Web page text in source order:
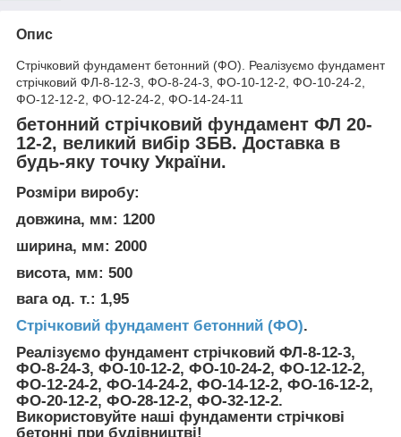
Опис
Стрічковий фундамент бетонний (ФО). Реалізуємо фундамент
стрічковий ФЛ-8-12-3, ФО-8-24-3, ФО-10-12-2, ФО-10-24-2,
ФО-12-12-2, ФО-12-24-2, ФО-14-24-11
бетонний стрічковий фундамент ФЛ 20-
12-2, великий вибір ЗБВ. Доставка в
будь-яку точку України.
Розміри виробу:
довжина, мм: 1200
ширина, мм: 2000
висота, мм: 500
вага од. т.: 1,95
Стрічковий фундамент бетонний (ФО).
Реалізуємо фундамент стрічковий ФЛ-8-12-3,
ФО-8-24-3, ФО-10-12-2, ФО-10-24-2, ФО-12-12-2,
ФО-12-24-2, ФО-14-24-2, ФО-14-12-2, ФО-16-12-2,
ФО-20-12-2, ФО-28-12-2, ФО-32-12-2.
Використовуйте наші фундаменти стрічкові
бетонні при будівництві!